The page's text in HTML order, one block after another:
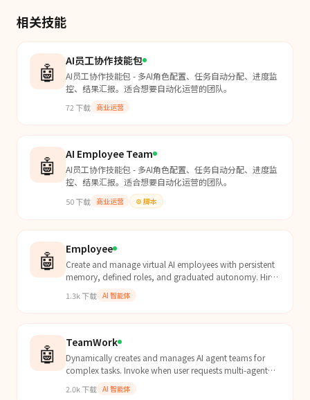
相关技能
🤖 AI员工协作技能包
AI员工协作技能包 - 多AI角色配置、任务自动分配、进度监
控、结果汇报。适合想要自动化运营的团队。
72 下载 商业运营
🤖 AI Employee Team
AI员工协作技能包 - 多AI角色配置、任务自动分配、进度监
控、结果汇报。适合想要自动化运营的团队。
50下载 商业运营 ⚙️ 脚本
🤖 Employee
Create and manage virtual AI employees with persistent
memory, defined roles, and graduated autonomy. Hire,
1.3k下载 AI 智能体
🤖 TeamWork
Dynamically creates and manages AI agent teams for
complex tasks. Invoke when user requests multi-agent
tasks require specialized roles and coordinated
2.0k下载 AI 智能体